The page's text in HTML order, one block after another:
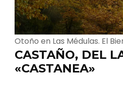
Otoño en Las Médulas. El
CASTAÑO, DEL
«CASTANEA»